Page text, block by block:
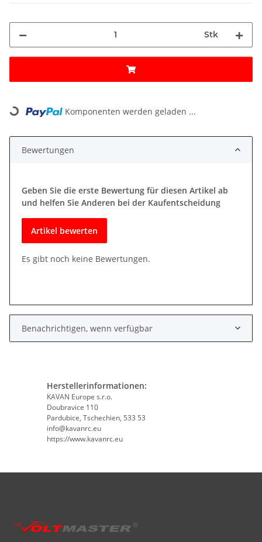
Stk
Loading... Komponenten werden geladen ...
Bewertungen
Geben Sie die erste Bewertung für diesen Artikel ab
und helfen Sie Anderen bei der Kaufentscheidung
Artikel bewerten
Es gibt noch keine Bewertungen.
Benachrichtigen, wenn verfügbar
Herstellerinformationen:
KAVAN Europe s.r.o.
Doubravice 110
Pardubice, Tschechien, 533 53
info@kavanrc.eu
https://www.kavanrc.eu